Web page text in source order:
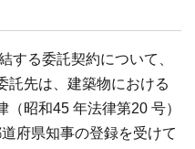
する委託契約について、
託先は、建築物における
昭和45 年法律第20 号）
府県知事の登録を受けて